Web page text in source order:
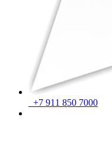
+7 911 850 7000